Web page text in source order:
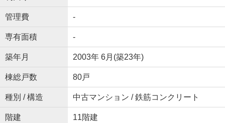
管理費 -
専有面積 -
築年月 2003年 6月(築23年)
棟総戸数 80戸
種別 / 構造 中古マンション / 鉄筋コンクリート
階建 11階建